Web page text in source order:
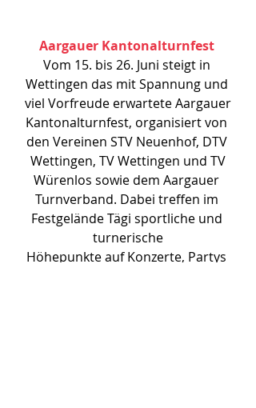
Aargauer Kantonalturnfest
Vom 15. bis 26. Juni steigt in
Wettingen das mit Spannung und
viel Vorfreude erwartete Aargauer
Kantonalturnfest, organisiert von
den Vereinen STV Neuenhof, DTV
Wettingen, TV Wettingen und TV
Würenlos sowie dem Aargauer
Turnverband. Dabei treffen im
Festgelände Tägi sportliche und
turnerische
Höhepunkte auf Konzerte, Partys